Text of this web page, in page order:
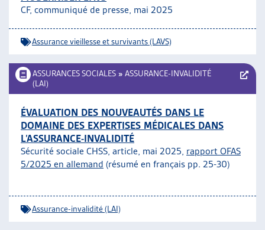
CF, communiqué de presse, mai 2025
Assurance vieillesse et survivants (LAVS)
ASSURANCES SOCIALES » ASSURANCE-INVALIDITÉ
(LAI)
ÉVALUATION DES NOUVEAUTÉS DANS LE
DOMAINE DES EXPERTISES MÉDICALES DANS
L’ASSURANCE-INVALIDITÉ
Sécurité sociale CHSS, article, mai 2025, rapport OFAS
5/2025 en allemand (résumé en français pp. 25-30)
Assurance-invalidité (LAI)